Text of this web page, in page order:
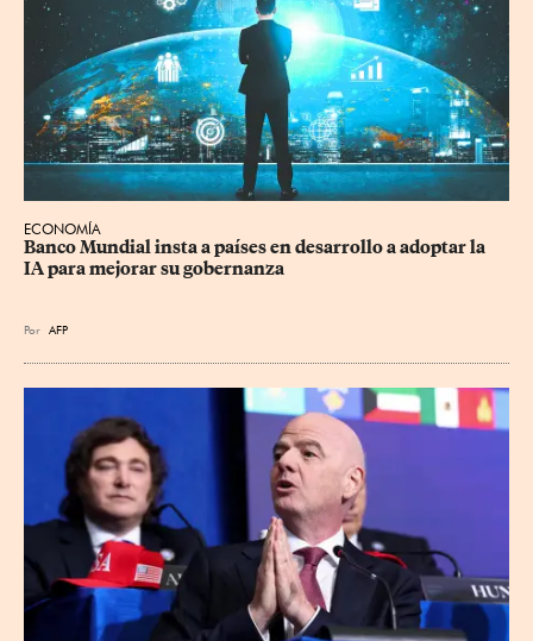
ECONOMÍA
Banco Mundial insta a países en desarrollo a adoptar la
IA para mejorar su gobernanza
Por AFP